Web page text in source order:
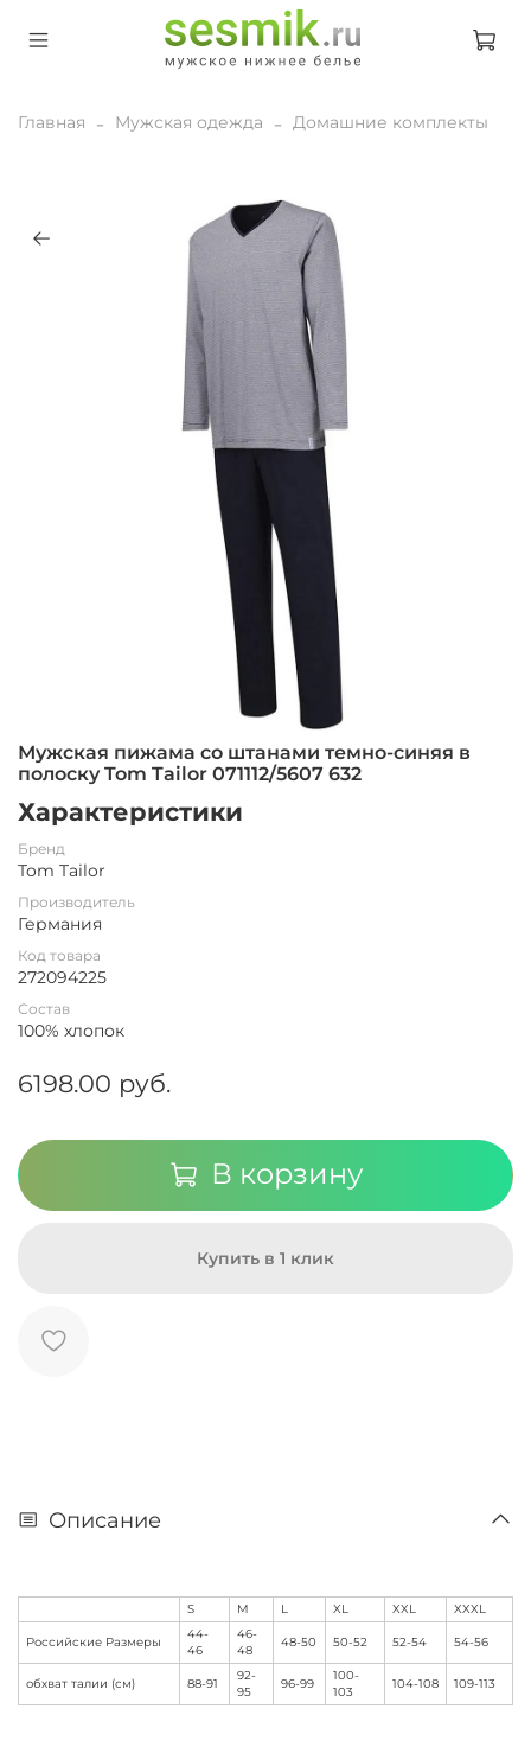
Главная Мужская одежда Домашние комплекты
Мужская пижама со штанами темно-синяя в
полоску Tom Tailor 071112/5607 632
Характеристики
Бренд
Tom Tailor
Производитель
Германия
Код товара
272094225
Состав
100% хлопок
6198.00 руб.
В корзину
Купить в 1 клик
Описание
S M L XL XXL XXXL
Российские Размеры
44-
46
46-
48
48-50 50-52 52-54 54-56
обхват талии (см) 88-91
92-
95
96-99
100-
103
104-108 109-113